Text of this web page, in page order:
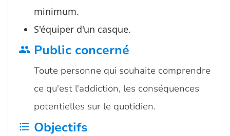
minimum.
S'équiper d'un casque.
group Public concerné
Toute personne qui souhaite comprendre
ce qu'est l'addiction, les conséquences
potentielles sur le quotidien.
format_list_bulleted Objectifs